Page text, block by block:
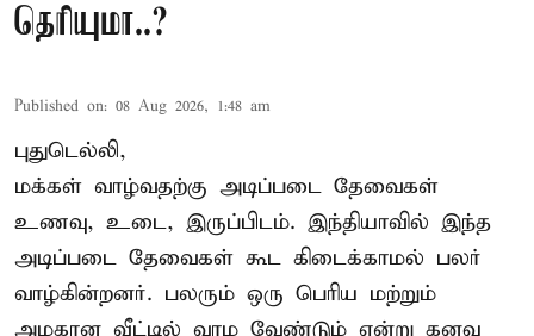
தெரியுமா..?
Published on: 08 Aug 2026, 1:48 am
புதுடெல்லி,
மக்கள் வாழ்வதற்கு அடிப்படை தேவைகள்
உணவு, உடை, இருப்பிடம். இந்தியாவில் இந்த
அடிப்படை தேவைகள் கூட கிடைக்காமல் பலர்
வாழ்கின்றனர். பலரும் ஒரு பெரிய மற்றும்
அழகான வீட்டில் வாழ வேண்டும் என்று கனவு